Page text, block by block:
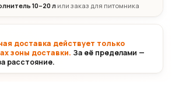
10–20 л или заказ для питомника
доставка действует только
зоны доставки. За её пределами —
расстояние.